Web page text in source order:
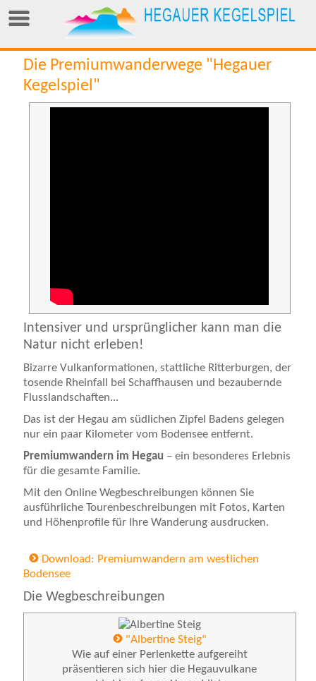
Die Premiumwanderwege "Hegauer
Kegelspiel"
Intensiver und ursprünglicher kann man die
Natur nicht erleben!
Bizarre Vulkanformationen, stattliche Ritterburgen, der
tosende Rheinfall bei Schaffhausen und bezaubernde
Flusslandschaften...
Das ist der Hegau am südlichen Zipfel Badens gelegen
nur ein paar Kilometer vom Bodensee entfernt.
Premiumwandern im Hegau – ein besonderes Erlebnis
für die gesamte Familie.
Mit den Online Wegbeschreibungen können Sie
ausführliche Tourenbeschreibungen mit Fotos, Karten
und Höhenprofile für Ihre Wanderung ausdrucken.
Download: Premiumwandern am westlichen
Bodensee
Die Wegbeschreibungen
"Albertine Steig"
Wie auf einer Perlenkette aufgereiht
präsentieren sich hier die Hegauvulkane